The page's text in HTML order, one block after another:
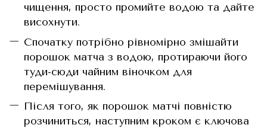
чищення, просто промийте водою та дайте
висохнути.
Спочатку потрібно рівномірно змішайти
порошок матча з водою, протираючи його
туди-сюди чайним віночком для
перемішування.
Після того, як порошок матчі повністю
розчиниться, наступним кроком є ​​ключова